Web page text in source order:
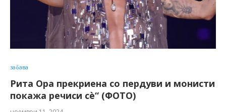
забава
Рита Ора прекриена со пердуви и монисти
покажа речиси сè“ (ФОТО)